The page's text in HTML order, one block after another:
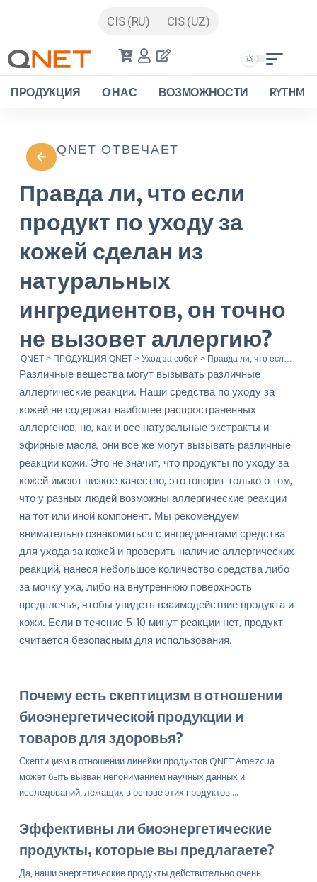
CIS (RU) CIS (UZ)
ПРОДУКЦИЯ О НАС ВОЗМОЖНОСТИ RYTHM
QNET ОТВЕЧАЕТ
Правда ли, что если
продукт по уходу за
кожей сделан из
натуральных
ингредиентов, он точно
не вызовет аллергию?
QNET> ПРОДУКЦИЯ QNET> Уход за собой > Правда ли, что если продукт по уходу за кожей сделан из натуральных ингредиентов, он точно не вызовет аллергию?
Различные вещества могут вызывать различные
аллергические реакции. Наши средства по уходу за
кожей не содержат наиболее распространенных
аллергенов, но, как и все натуральные экстракты и
эфирные масла, они все же могут вызывать различные
реакции кожи. Это не значит, что продукты по уходу за
кожей имеют низкое качество, это говорит только о том,
что у разных людей возможны аллергические реакции
на тот или иной компонент. Мы рекомендуем
внимательно ознакомиться с ингредиентами средства
для ухода за кожей и проверить наличие аллергических
реакций, нанеся небольшое количество средства либо
за мочку уха, либо на внутреннюю поверхность
предплечья, чтобы увидеть взаимодействие продукта и
кожи. Если в течение 5-10 минут реакции нет, продукт
считается безопасным для использования.
Почему есть скептицизм в отношении
биоэнергетической продукции и
товаров для здоровья?
Скептицизм в отношении линейки продуктов QNET Amezcua
может быть вызван непониманием научных данных и
исследований, лежащих в основе этих продуктов.…
Эффективны ли биоэнергетические
продукты, которые вы предлагаете?
Да, наши энергетические продукты действительно очень